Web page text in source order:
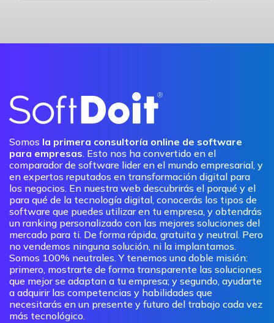
Somos la primera consultoría online de software
para empresas. Esto nos ha convertido en el
comparador de software lider en el mundo empresarial, y
en expertos reputados en transformación digital para
los negocios. En nuestra web descubrirás el porqué y el
para qué de la tecnología digital, conocerás los tipos de
software que puedes utilizar en tu empresa, y obtendrás
un ranking personalizado con las mejores soluciones del
mercado para ti. De forma rápida, gratuita y neutral. Pero
no vendemos ninguna solución, ni la implantamos.
Somos 100% neutrales. Y tenemos una doble misión:
primero, mostrarte de forma transparente las soluciones
que mejor se adaptan a tu empresa; y segundo, ayudarte
a adquirir las competencias y habilidades que
necesitarás en un presente y futuro del trabajo cada vez
más tecnológico.